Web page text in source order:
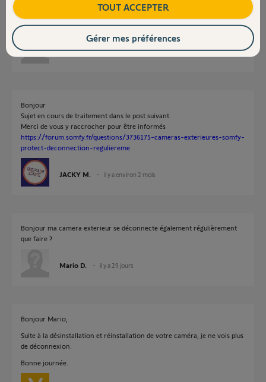
Hervé V. il y a environ 2 mois
Bonjour
Sujet en cours de traitement dans le post suivant.
Merci de vous y raccrocher pour être informés
https://forum.somfy.fr/questions/3736175-cameras-exterieures-somfy-
protect-deconnection-reguliereme
JACKY M. il y a environ 2 mois
Bonjour ma camera exterieur se déconnecte également régulièrement
que faire ?
Mario D. il y a 29 jours
Bonjour Mario,
Suite à la désinstallation et réinstallation de votre caméra, je ne vois plus
de déconnexion.
Bonne journée.
TOUT ACCEPTER
Gérer mes préférences